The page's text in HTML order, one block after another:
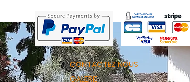
CONTACTEZ NOUS
GALERIE